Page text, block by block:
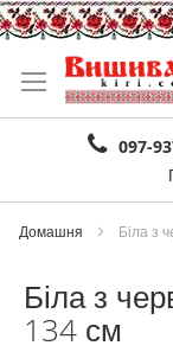
to
Content
097-
Домашня Біла з
Біла з
134 см